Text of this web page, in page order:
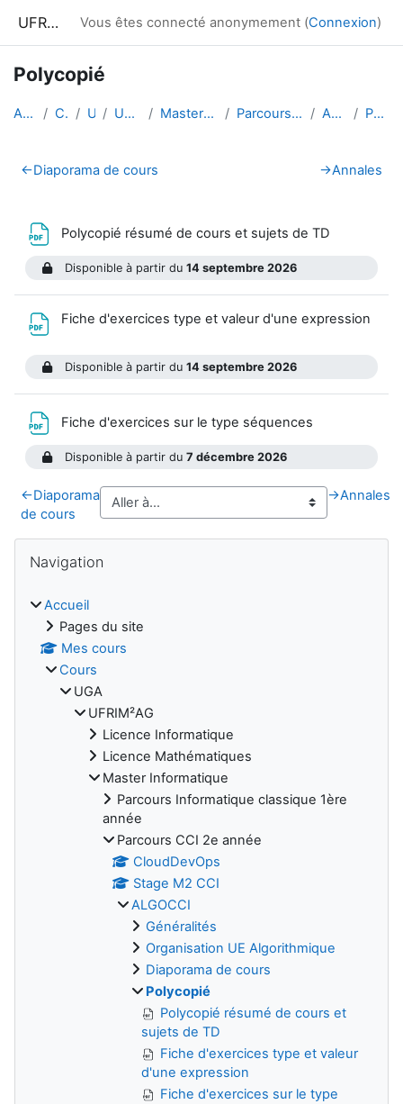
UFRIM²AG : Moodle Vous êtes connecté anonymement (Connexion)
Polycopié
Accueil Cours UGA UFRIM²AG Master Informatique Parcours CCI 2e année ALGOCCI Polycopié
Résumé de section
←Diaporama de cours →Annales
Polycopié résumé de cours et sujets de TD
Disponible à partir du14 septembre 2026
Fiche d'exercices type et valeur d'une expression
Disponible à partir du14 septembre 2026
Fiche d'exercices sur le type séquences
Disponible à partir du7 décembre 2026
←Diaporama
de cours
→Annales
Navigation
Accueil
Pages du site
Mes cours
Cours
UGA
UFRIM²AG
Licence Informatique
Licence Mathématiques
Master Informatique
Parcours Informatique classique 1ère
année
Parcours CCI 2e année
CloudDevOps
Stage M2 CCI
ALGOCCI
Généralités
Organisation UE Algorithmique
Diaporama de cours
Polycopié
Polycopié résumé de cours et
sujets de TD
Fiche d'exercices type et valeur
d'une expression
Fiche d'exercices sur le type